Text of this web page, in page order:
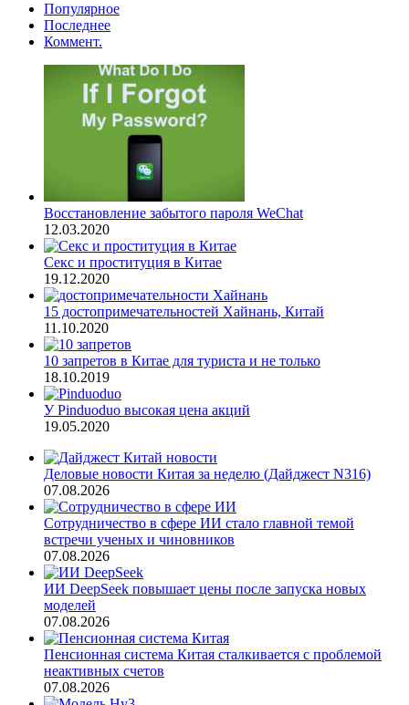
Популярное
Последнее
Коммент.
Восстановление забытого пароля WeChat
12.03.2020
Секс и проституция в Китае
19.12.2020
15 достопримечательностей Хайнань, Китай
11.10.2020
10 запретов в Китае для туриста и не только
18.10.2019
У Pinduoduo высокая цена акций
19.05.2020
Деловые новости Китая за неделю (Дайджест N316)
07.08.2026
Сотрудничество в сфере ИИ стало главной темой
встречи ученых и чиновников
07.08.2026
ИИ DeepSeek повышает цены после запуска новых
моделей
07.08.2026
Пенсионная система Китая сталкивается с проблемой
неактивных счетов
07.08.2026